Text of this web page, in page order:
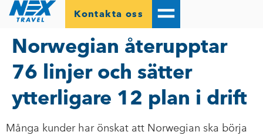
Kontakta oss
Norwegian återupptar
76 linjer och sätter
ytterligare 12 plan i drift
Många kunder har önskat att Norwegian ska börja